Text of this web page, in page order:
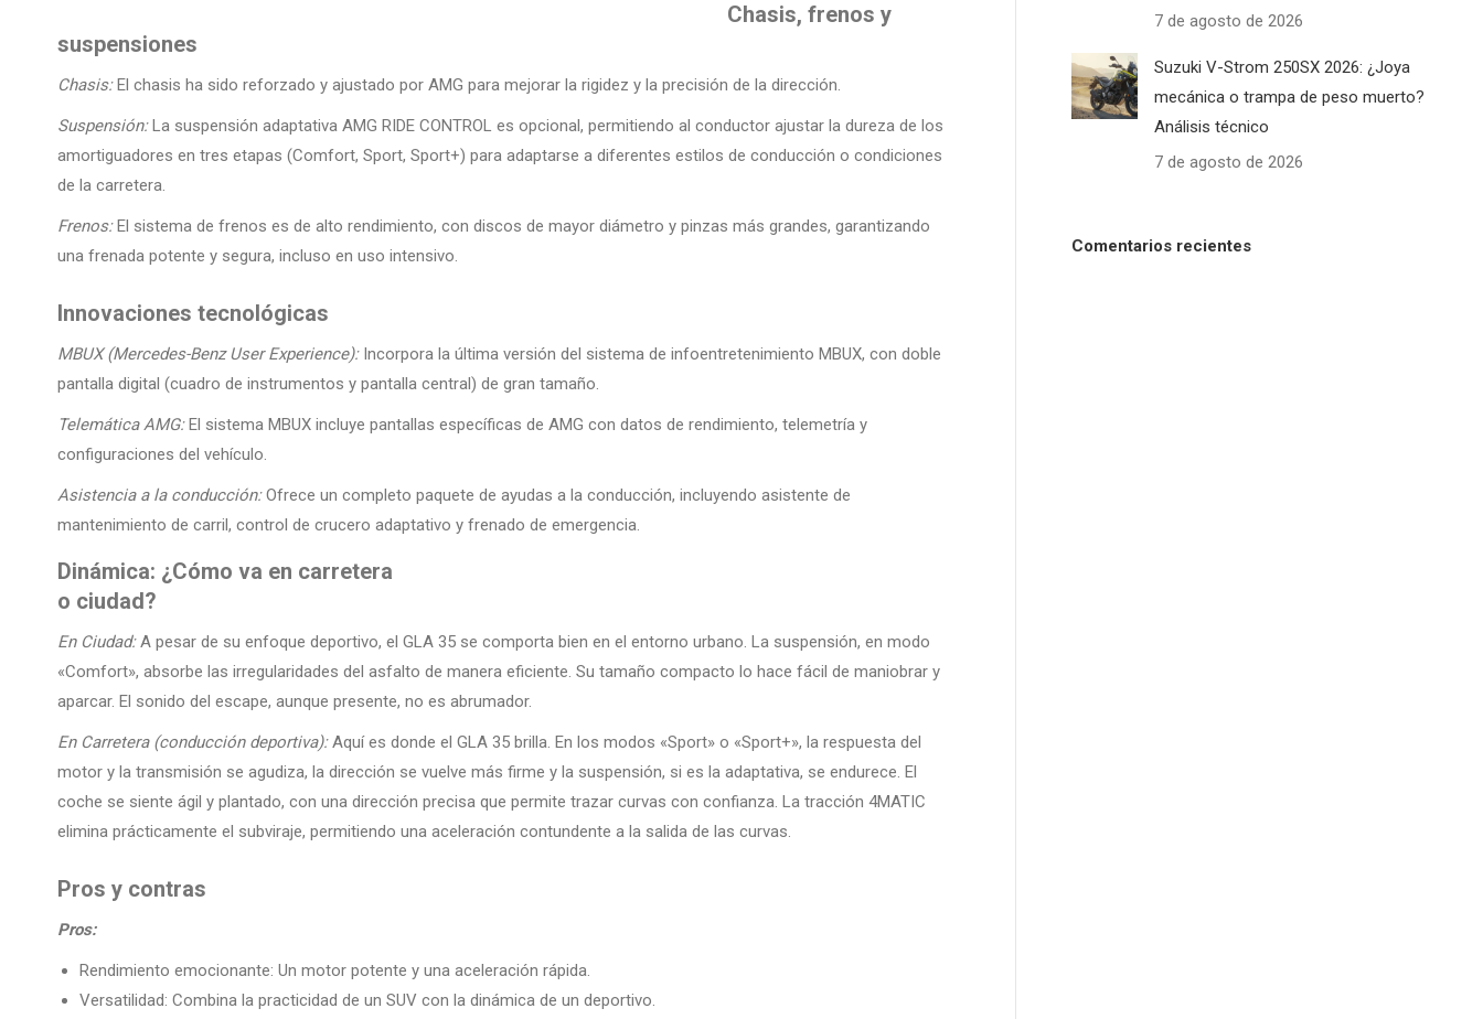
Chasis, frenos y
suspensiones
Chasis:El chasis ha sido reforzado y ajustado por AMG para mejorar la rigidez y la precisión de la dirección.
Suspensión:La suspensión adaptativa AMG RIDE CONTROL es opcional, permitiendo al conductor ajustar la dureza de los
amortiguadores en tres etapas (Comfort, Sport, Sport+) para adaptarse a diferentes estilos de conducción o condiciones
de la carretera.
Frenos:El sistema de frenos es de alto rendimiento, con discos de mayor diámetro y pinzas más grandes, garantizando
una frenada potente y segura, incluso en uso intensivo.
Innovaciones tecnológicas
MBUX (Mercedes-Benz User Experience):Incorpora la última versión del sistema de infoentretenimiento MBUX, con doble
pantalla digital (cuadro de instrumentos y pantalla central) de gran tamaño.
Telemática AMG:El sistema MBUX incluye pantallas específicas de AMG con datos de rendimiento, telemetría y
configuraciones del vehículo.
Asistencia a la conducción:Ofrece un completo paquete de ayudas a la conducción, incluyendo asistente de
mantenimiento de carril, control de crucero adaptativo y frenado de emergencia.
Dinámica: ¿Cómo va en carretera
o ciudad?
En Ciudad:A pesar de su enfoque deportivo, el GLA 35 se comporta bien en el entorno urbano. La suspensión, en modo
«Comfort», absorbe las irregularidades del asfalto de manera eficiente. Su tamaño compacto lo hace fácil de maniobrar y
aparcar. El sonido del escape, aunque presente, no es abrumador.
En Carretera (conducción deportiva):Aquí es donde el GLA 35 brilla. En los modos «Sport» o «Sport+», la respuesta del
motor y la transmisión se agudiza, la dirección se vuelve más firme y la suspensión, si es la adaptativa, se endurece. El
coche se siente ágil y plantado, con una dirección precisa que permite trazar curvas con confianza. La tracción 4MATIC
elimina prácticamente el subviraje, permitiendo una aceleración contundente a la salida de las curvas.
Pros y contras
Pros:
Rendimiento emocionante: Un motor potente y una aceleración rápida.
Versatilidad: Combina la practicidad de un SUV con la dinámica de un deportivo.
7 de agosto de 2026
Suzuki V-Strom 250SX 2026: ¿Joya
mecánica o trampa de peso muerto?
Análisis técnico
7 de agosto de 2026
Comentarios recientes